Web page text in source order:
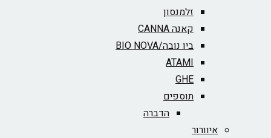
זלמנסון
קאנה CANNA
ביו נובה/BIO NOVA‏
ATAMI
GHE
תוספים
הדברה
איוורור